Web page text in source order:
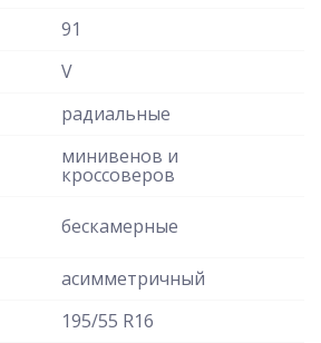
91
V
радиальные
минивенов и
кроссоверов
бескамерные
асимметричный
195/55 R16